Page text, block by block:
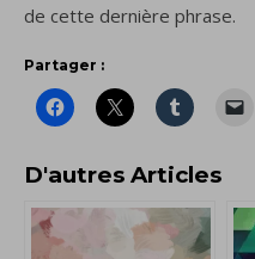
de cette dernière phrase.
Partager :
D'autres Articles